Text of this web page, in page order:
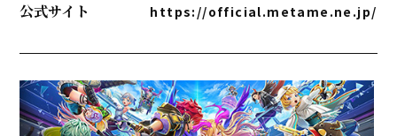
公式サイト https://official.metame.ne.jp/